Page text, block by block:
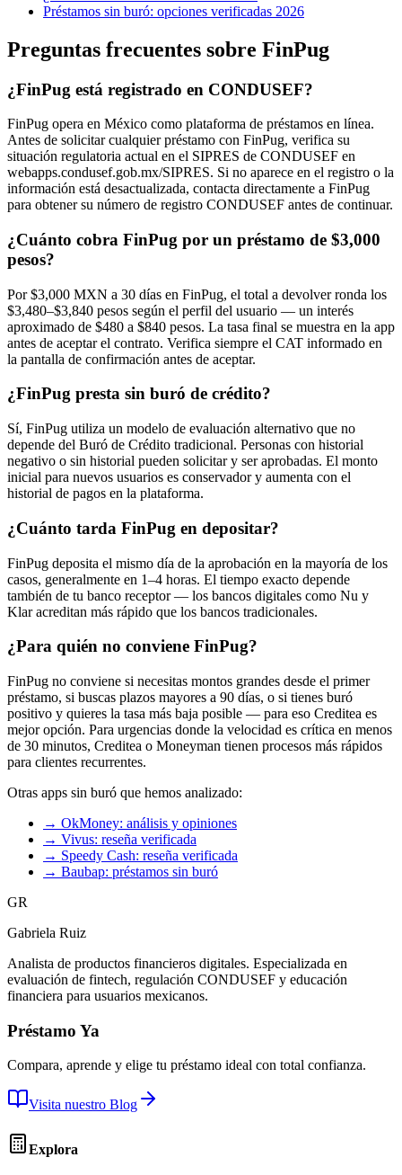
Préstamos sin buró: opciones verificadas 2026
Preguntas frecuentes sobre FinPug
¿FinPug está registrado en CONDUSEF?
FinPug opera en México como plataforma de préstamos en línea.
Antes de solicitar cualquier préstamo con FinPug, verifica su
situación regulatoria actual en el SIPRES de CONDUSEF en
webapps.condusef.gob.mx/SIPRES. Si no aparece en el registro o la
información está desactualizada, contacta directamente a FinPug
para obtener su número de registro CONDUSEF antes de continuar.
¿Cuánto cobra FinPug por un préstamo de $3,000
pesos?
Por $3,000 MXN a 30 días en FinPug, el total a devolver ronda los
$3,480–$3,840 pesos según el perfil del usuario — un interés
aproximado de $480 a $840 pesos. La tasa final se muestra en la app
antes de aceptar el contrato. Verifica siempre el CAT informado en
la pantalla de confirmación antes de aceptar.
¿FinPug presta sin buró de crédito?
Sí, FinPug utiliza un modelo de evaluación alternativo que no
depende del Buró de Crédito tradicional. Personas con historial
negativo o sin historial pueden solicitar y ser aprobadas. El monto
inicial para nuevos usuarios es conservador y aumenta con el
historial de pagos en la plataforma.
¿Cuánto tarda FinPug en depositar?
FinPug deposita el mismo día de la aprobación en la mayoría de los
casos, generalmente en 1–4 horas. El tiempo exacto depende
también de tu banco receptor — los bancos digitales como Nu y
Klar acreditan más rápido que los bancos tradicionales.
¿Para quién no conviene FinPug?
FinPug no conviene si necesitas montos grandes desde el primer
préstamo, si buscas plazos mayores a 90 días, o si tienes buró
positivo y quieres la tasa más baja posible — para eso Creditea es
mejor opción. Para urgencias donde la velocidad es crítica en menos
de 30 minutos, Creditea o Moneyman tienen procesos más rápidos
para clientes recurrentes.
Otras apps sin buró que hemos analizado:
→ OkMoney: análisis y opiniones
→ Vivus: reseña verificada
→ Speedy Cash: reseña verificada
→ Baubap: préstamos sin buró
GR
Gabriela Ruiz
Analista de productos financieros digitales. Especializada en
evaluación de fintech, regulación CONDUSEF y educación
financiera para usuarios mexicanos.
Préstamo Ya
Compara, aprende y elige tu préstamo ideal con total confianza.
Visita nuestro Blog
Explora